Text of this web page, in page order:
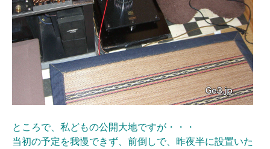
ところで、私どもの公開大地ですが・・・
当初の予定を我慢できず、前倒しで、昨夜半に設置いた